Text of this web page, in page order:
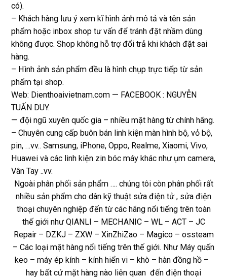
có).
– Khách hàng lưu ý xem kĩ hình ảnh mô tả và tên sản
phẩm hoặc inbox shop tư vấn để tránh đặt nhầm dùng
không được. Shop không hỗ trợ đổi trả khi khách đặt sai
hàng.
– Hình ảnh sản phẩm đều là hình chụp trực tiếp từ sản
phẩm tại shop.
Web: Dienthoaivietnam.com — FACEBOOK : NGUYỄN
TUẤN DUY.
— đội ngũ xuyên quốc gia – nhiều mặt hàng từ chính hãng.
– Chuyên cung cấp buôn bán linh kiện màn hình bộ, vỏ bộ,
pin, …vv.. Samsung, iPhone, Oppo, Realme, Xiaomi, Vivo,
Huawei và các linh kiện zin bóc máy khác như ụm camera,
Vân Tay ..vv.
Ngoài phân phối sản phẩm …. chúng tôi còn phân phối rất
nhiều sản phẩm cho dân kỹ thuật sửa điện tử , sửa điện
thoại chuyên nghiệp đến từ các hãng nổi tiếng trên toàn
thế giới như QIANLI – MECHANIC – WL – ACT – JC
Repair – DZKJ – ZXW – XinZhiZao – Magico – ossteam
– Các loại mặt hàng nổi tiếng trên thế giới. Như Máy quấn
keo – máy ép kính – kính hiển vi – khò – hàn đồng hồ –
hay bất cứ mặt hàng nào liên quan đến điện thoại